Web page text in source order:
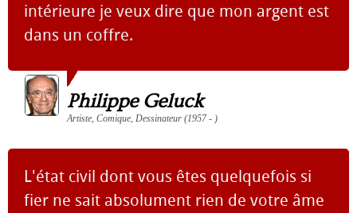
intérieure je veux dire que mon argent est
dans un coffre.
Philippe Geluck
Artiste, Comique, Dessinateur (1957 - )
L'état civil dont vous êtes quelquefois si
fier ne sait absolument rien de votre âme